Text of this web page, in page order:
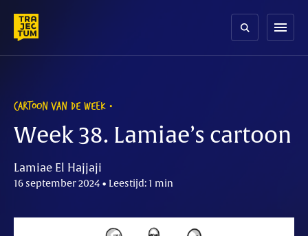
content
menu
CARTOON VAN DE WEEK
Week 38. Lamiae’s cartoon
Lamiae El Hajjaji
16 september 2024 • Leestijd: 1 min